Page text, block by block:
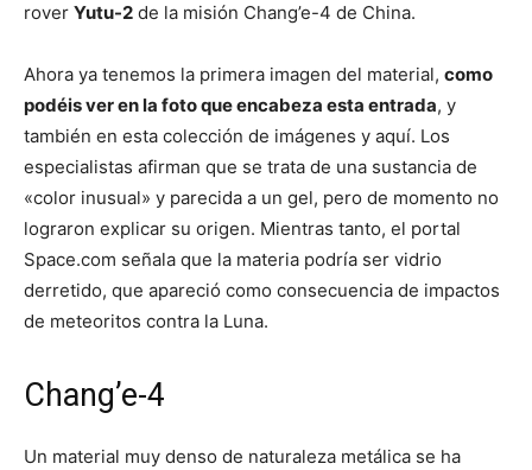
rover Yutu-2 de la misión Chang’e-4 de China.
Ahora ya tenemos la primera imagen del material, como
podéis ver en la foto que encabeza esta entrada, y
también en esta colección de imágenes y aquí. Los
especialistas afirman que se trata de una sustancia de
«color inusual» y parecida a un gel, pero de momento no
lograron explicar su origen. Mientras tanto, el portal
Space.com señala que la materia podría ser vidrio
derretido, que apareció como consecuencia de impactos
de meteoritos contra la Luna.
Chang’e-4
Un material muy denso de naturaleza metálica se ha